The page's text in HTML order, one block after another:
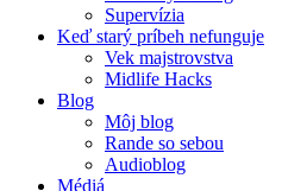
Supervízia
Keď starý príbeh nefunguje
Vek majstrovstva
Midlife Hacks
Blog
Môj blog
Rande so sebou
Audioblog
Médiá